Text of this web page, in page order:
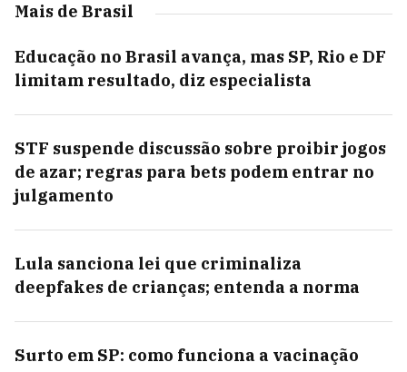
Mais de Brasil
Educação no Brasil avança, mas SP, Rio e DF
limitam resultado, diz especialista
STF suspende discussão sobre proibir jogos
de azar; regras para bets podem entrar no
julgamento
Lula sanciona lei que criminaliza
deepfakes de crianças; entenda a norma
Surto em SP: como funciona a vacinação